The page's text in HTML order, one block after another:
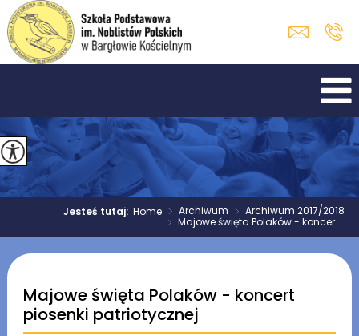
Jesteś tutaj:Home > Archiwum > Archiwum 2017/2018
> Majowe święta Polaków - koncer ...
Majowe święta Polaków - koncert
piosenki patriotycznej